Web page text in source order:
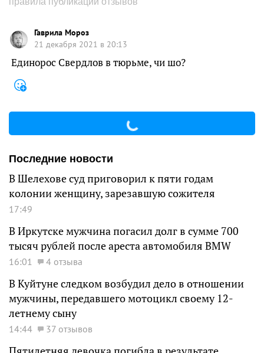
Гаврила Мороз
21 декабря 2021 в 20:13
Единорос Свердлов в тюрьме, чи шо?
Последние новости
В Шелехове суд приговорил к пяти годам
колонии женщину, зарезавшую сожителя
17:49
В Иркутске мужчина погасил долг в сумме 700
тысяч рублей после ареста автомобиля BMW
16:01 4 отзыва
В Куйтуне следком возбудил дело в отношении
мужчины, передавшего мотоцикл своему 12-
летнему сыну
14:44 37 отзывов